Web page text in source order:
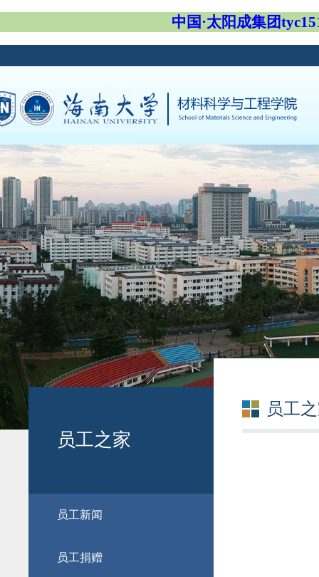
中国·太阳成集团
员工之家
员工新闻
员工捐赠
员工